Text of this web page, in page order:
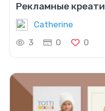
Рекламные
Catherine
3
0 0